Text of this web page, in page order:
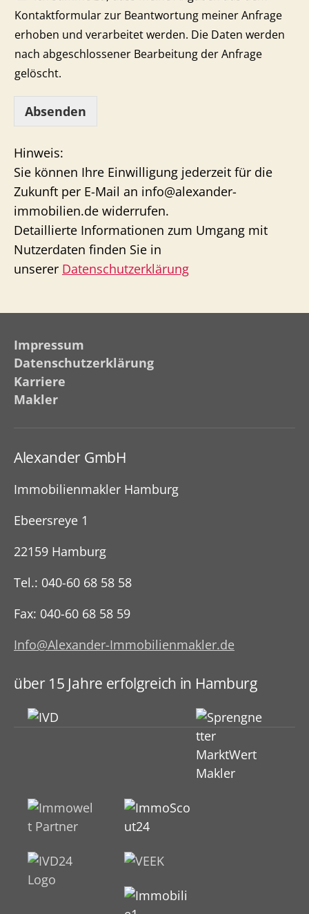
Kontaktformular zur Beantwortung meiner Anfrage
erhoben und verarbeitet werden. Die Daten werden
nach abgeschlossener Bearbeitung der Anfrage
gelöscht.
Absenden
Hinweis:
Sie können Ihre Einwilligung jederzeit für die
Zukunft per E-Mail an info@alexander-
immobilien.de widerrufen.
Detaillierte Informationen zum Umgang mit
Nutzerdaten finden Sie in
unserer Datenschutzerklärung
Impressum
Datenschutzerklärung
Karriere
Makler
Alexander GmbH
Immobilienmakler Hamburg
Ebeersreye 1
22159 Hamburg
Tel.: 040-60 68 58 58
Fax: 040-60 68 58 59
Info@Alexander-Immobilienmakler.de
über 15 Jahre erfolgreich in Hamburg